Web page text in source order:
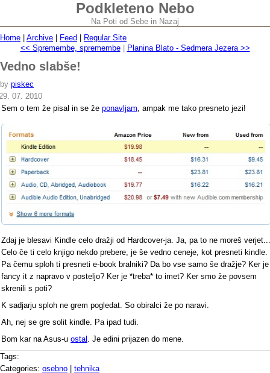
Podkleteno Nebo
Na Poti od Sebe in Nazaj
Home
Archive Feed
Regular Site
<< Spremembe, spremembe| Planina Blato - Sedmera Jezera >>
Vedno slabše!
by piskec
07. 2010
Sem o tem že pisal in se že ponavljam, ampak me tako presneto jezi!
Zdaj je blesavi Kindle celo dražji od Hardcover-ja. Ja, pa to ne moreš verjet...
Celo če ti celo knjigo nekdo prebere, je še vedno ceneje, kot presneti kindle.
Pa čemu sploh ti presneti e-book bralniki? Da bo vse samo še dražje? Ker je
fancy it z napravo v posteljo? Ker je *treba* to imet? Ker smo že povsem
skrenili s poti?
K sadjarju sploh ne grem pogledat. So obiralci že po naravi.
Ah, nej se gre solit kindle. Pa ipad tudi.
Bom kar na Asus-u ostal . Je edini prijazen do mene.
Tags:
Categories: osebno | tehnika